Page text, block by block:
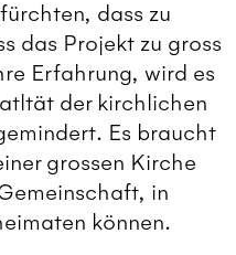
dass zu
das Projekt zu gross
Erfahrung, wird es
der kirchlichen
Es braucht
grossen Kirche
in
können.